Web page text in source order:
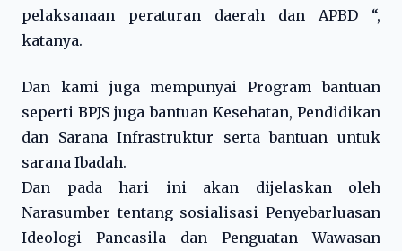
pelaksanaan peraturan daerah dan APBD “,
katanya.
Dan kami juga mempunyai Program bantuan
seperti BPJS juga bantuan Kesehatan, Pendidikan
dan Sarana Infrastruktur serta bantuan untuk
sarana Ibadah.
Dan pada hari ini akan dijelaskan oleh
Narasumber tentang sosialisasi Penyebarluasan
Ideologi Pancasila dan Penguatan Wawasan